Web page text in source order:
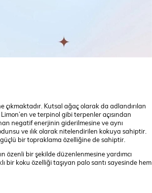
çıkmaktadır. Kutsal ağaç olarak da adlandırılan
ve terpinol gibi terpenler açısından
negatif enerjinin giderilmesine ve aynı
ve ılık olarak nitelendirilen kokuya sahiptir.
bir topraklama özelliğine de sahiptir.
özenli bir şekilde düzenlenmesine yardımcı
bir koku özelliği taşıyan palo santı sayesinde hem